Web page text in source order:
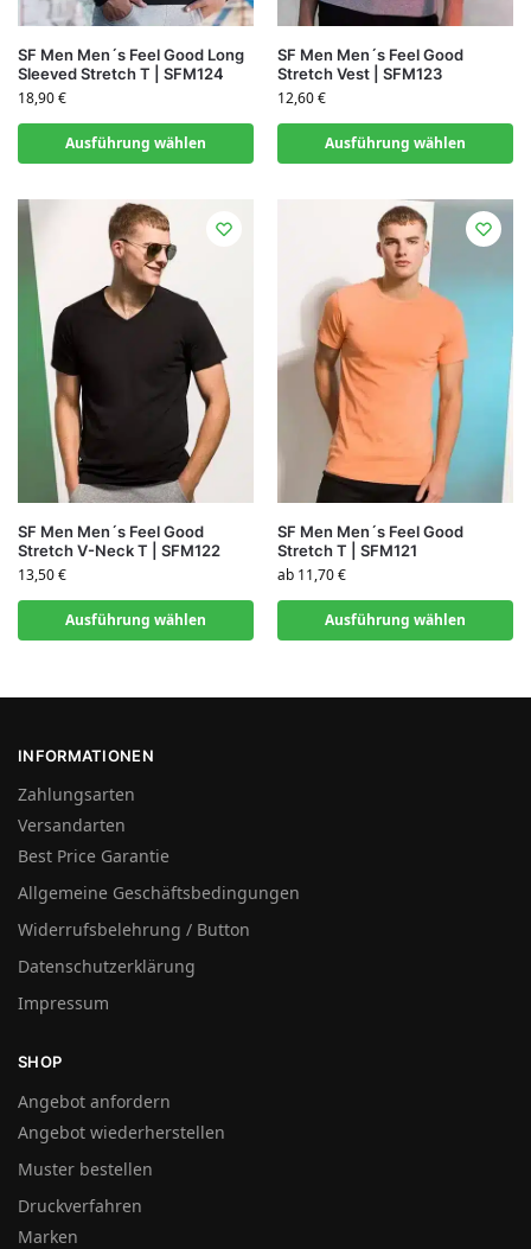
SF Men Men´s Feel Good Long
Sleeved Stretch T | SFM124
18,90€
Ausführung wählen
SF Men Men´s Feel Good
Stretch Vest | SFM123
12,60€
Ausführung wählen
SF Men Men´s Feel Good
Stretch V-Neck T | SFM122
13,50€
Ausführung wählen
SF Men Men´s Feel Good
Stretch T | SFM121
ab 11,70€
Ausführung wählen
INFORMATIONEN
Zahlungsarten
Versandarten
Best Price Garantie
Allgemeine Geschäftsbedingungen
Widerrufsbelehrung / Button
Datenschutzerklärung
Impressum
SHOP
Angebot anfordern
Angebot wiederherstellen
Muster bestellen
Druckverfahren
Marken